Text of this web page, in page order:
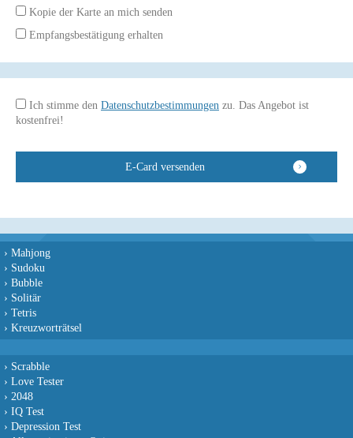
Kopie der Karte an mich senden
Empfangsbestätigung erhalten
Ich stimme den Datenschutzbestimmungen zu. Das Angebot ist
kostenfrei!
› Mahjong
› Sudoku
› Bubble
› Solitär
› Tetris
› Kreuzworträtsel
› Scrabble
› Love Tester
› 2048
› IQ Test
› Depression Test